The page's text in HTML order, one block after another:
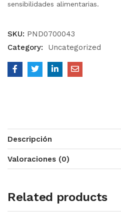
sensibilidades alimentarias.
SKU: PND0700043
Category:
Uncategorized
Descripción
Valoraciones (0)
Related products